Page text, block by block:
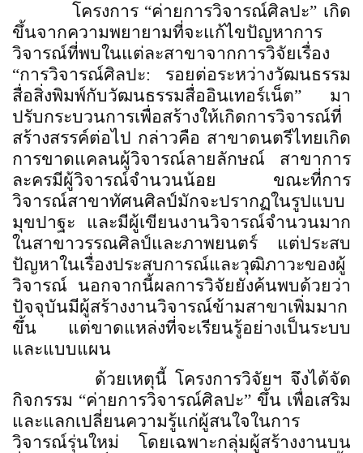
โครงการ “ค่ายการวิจารณ์ศิลปะ” เกิด
ขึ้นจากความพยายามที่จะแก้ไขปัญหาการ
วิจารณ์ที่พบในแต่ละสาขาจากการวิจัยเรื่อง
“การวิจารณ์ศิลปะ: รอยต่อระหว่างวัฒนธรรม
สื่อสิ่งพิมพ์กับวัฒนธรรมสื่ออินเทอร์เน็ต” มา
ปรับกระบวนการเพื่อสร้างให้เกิดการวิจารณ์ที่
สร้างสรรค์ต่อไป กล่าวคือ สาขาดนตรีไทยเกิด
การขาดแคลนผู้วิจารณ์ลายลักษณ์ สาขาการ
ละครมีผู้วิจารณ์จำนวนน้อย ขณะที่การ
วิจารณ์สาขาทัศนศิลป์มักจะปรากฏในรูปแบบ
มุขปาฐะ และมีผู้เขียนงานวิจารณ์จำนวนมาก
ในสาขาวรรณศิลป์และภาพยนตร์ แต่ประสบ
ปัญหาในเรื่องประสบการณ์และวุฒิภาวะของผู้
วิจารณ์ นอกจากนี้ผลการวิจัยยังค้นพบด้วยว่า
ปัจจุบันมีผู้สร้างงานวิจารณ์ข้ามสาขาเพิ่มมาก
ขึ้น แต่ขาดแหล่งที่จะเรียนรู้อย่างเป็นระบบ
และแบบแผน
ด้วยเหตุนี้ โครงการวิจัยฯ จึงได้จัด
กิจกรรม “ค่ายการวิจารณ์ศิลปะ” ขึ้น เพื่อเสริม
และแลกเปลี่ยนความรู้แก่ผู้สนใจในการ
วิจารณ์รุ่นใหม่ โดยเฉพาะกลุ่มผู้สร้างงานบน